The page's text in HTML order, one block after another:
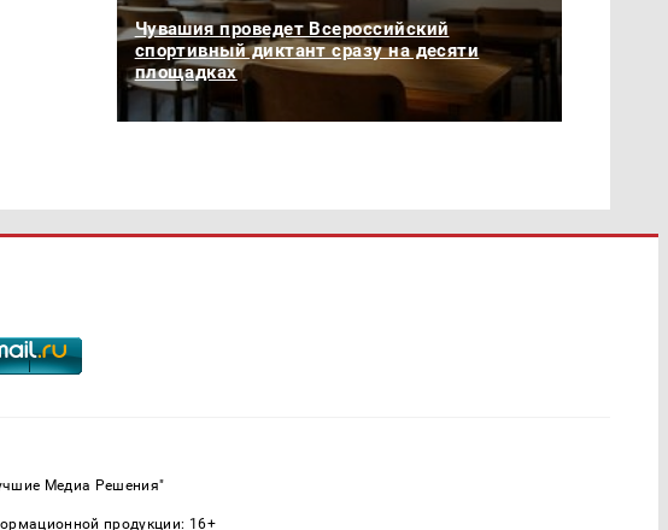
Чувашия проведет Всероссийский
спортивный диктант сразу на десяти
площадках
Медиа Решения"
продукции: 16+